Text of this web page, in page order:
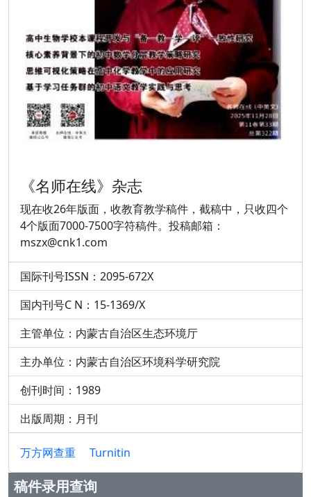
《名师在线》杂志
现在收26年版面，收教育教学稿件，截稿中，只收四个
4个版面7000-7500字符稿件。投稿邮箱：
mszx@cnk1.com
国际刊号ISSN：2095-672X
国内刊号C N：15-1369/X
主管单位：内蒙古自治区生态环境厅
主办单位：内蒙古自治区环境科学研究院
创刊时间：1989
出版周期：月刊
万方网查重 Turnitin
稿件录用查询